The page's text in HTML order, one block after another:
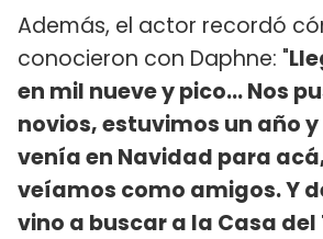
Además, el actor recordó
conocieron con Daphne: "
en mil nueve y pico... Nos
novios, estuvimos un año
venía en Navidad para
veíamos como amigos. Y
vino a buscar a la Casa del